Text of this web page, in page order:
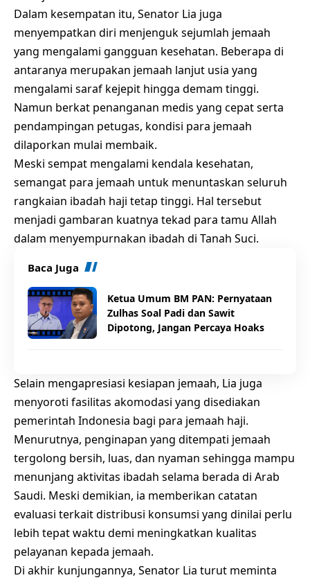
Dalam kesempatan itu, Senator Lia juga
menyempatkan diri menjenguk sejumlah jemaah
yang mengalami gangguan kesehatan. Beberapa di
antaranya merupakan jemaah lanjut usia yang
mengalami saraf kejepit hingga demam tinggi.
Namun berkat penanganan medis yang cepat serta
pendampingan petugas, kondisi para jemaah
dilaporkan mulai membaik.
Meski sempat mengalami kendala kesehatan,
semangat para jemaah untuk menuntaskan seluruh
rangkaian ibadah haji tetap tinggi. Hal tersebut
menjadi gambaran kuatnya tekad para tamu Allah
dalam menyempurnakan ibadah di Tanah Suci.
Baca Juga
Ketua Umum BM PAN: Pernyataan
Zulhas Soal Padi dan Sawit
Dipotong, Jangan Percaya Hoaks
Selain mengapresiasi kesiapan jemaah, Lia juga
menyoroti fasilitas akomodasi yang disediakan
pemerintah Indonesia bagi para jemaah haji.
Menurutnya, penginapan yang ditempati jemaah
tergolong bersih, luas, dan nyaman sehingga mampu
menunjang aktivitas ibadah selama berada di Arab
Saudi. Meski demikian, ia memberikan catatan
evaluasi terkait distribusi konsumsi yang dinilai perlu
lebih tepat waktu demi meningkatkan kualitas
pelayanan kepada jemaah.
Di akhir kunjungannya, Senator Lia turut meminta